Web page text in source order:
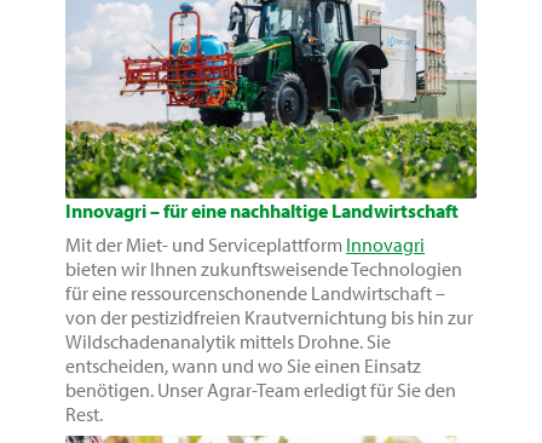
Innovagri – für eine nachhaltige Landwirtschaft
Mit der Miet- und Serviceplattform Innovagri
bieten wir Ihnen zukunftsweisende Technologien
für eine ressourcenschonende Landwirtschaft –
von der pestizidfreien Krautvernichtung bis hin zur
Wildschadenanalytik mittels Drohne. Sie
entscheiden, wann und wo Sie einen Einsatz
benötigen. Unser Agrar-Team erledigt für Sie den
Rest.